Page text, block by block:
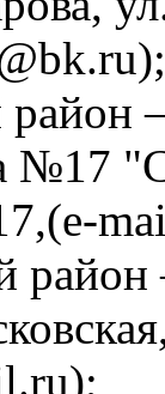
№17
район